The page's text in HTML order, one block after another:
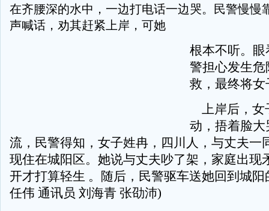
在齐腰深的水中，一边打电话一边哭。民警慢慢
声喊话，劝其赶紧上岸，可她
根本不听。
警担心发生
救，最终将
上岸后，女
动，捂着脸
流，民警得知，女子姓冉，四川人，与丈夫一
现住在城阳区。她说与丈夫吵了架，家庭出现
开才打算轻生 。随后，民警驱车送她回到城
任伟 通讯员 刘海青 张劭沛)